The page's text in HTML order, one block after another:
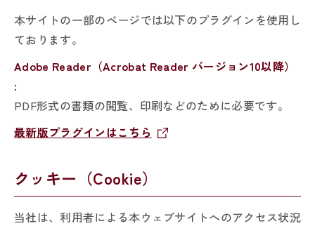
本サイトの一部のページでは以下のプラグインを使用し
ております。
Adobe Reader（Acrobat Reader バージョン10以降）
:
PDF形式の書類の閲覧、印刷などのために必要です。
最新版プラグインはこちら
クッキー（Cookie）
当社は、利用者による本ウェブサイトへのアクセス状況